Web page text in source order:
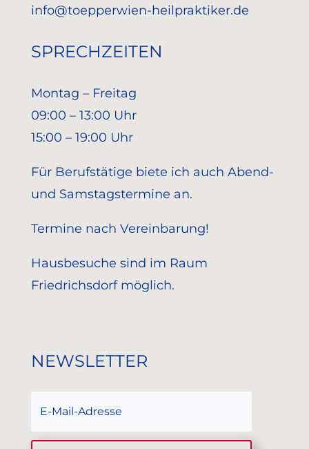
info@toepperwien-heilpraktiker.de
SPRECHZEITEN
Montag – Freitag
09:00 – 13:00 Uhr
15:00 – 19:00 Uhr
Für Berufstätige biete ich auch Abend-
und Samstagstermine an.
Termine nach Vereinbarung!
Hausbesuche sind im Raum
Friedrichsdorf möglich.
NEWSLETTER